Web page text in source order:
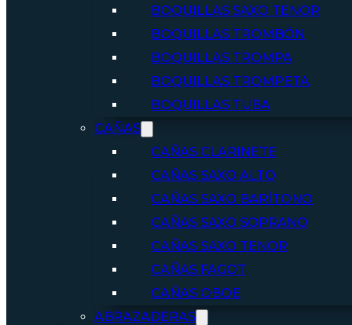
BOQUILLAS SAXO TENOR
BOQUILLAS TROMBÓN
BOQUILLAS TROMPA
BOQUILLAS TROMPETA
BOQUILLAS TUBA
CAÑAS
CAÑAS CLARINETE
CAÑAS SAXO ALTO
CAÑAS SAXO BARÍTONO
CAÑAS SAXO SOPRANO
CAÑAS SAXO TENOR
CAÑAS FAGOT
CAÑAS OBOE
ABRAZADERAS